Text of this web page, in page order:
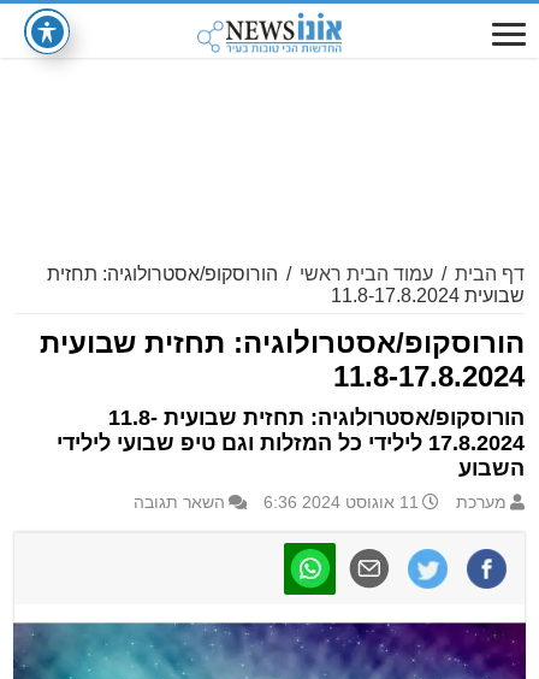
דף הבית / עמוד הבית ראשי / הורוסקופ/אסטרולוגיה: תחזית
שבועית 11.8-17.8.2024
הורוסקופ/אסטרולוגיה: תחזית שבועית
11.8-17.8.2024
הורוסקופ/אסטרולוגיה: תחזית שבועית 11.8-
17.8.2024 לילידי כל המזלות וגם טיפ שבועי לילידי
השבוע
מערכת 11 אוגוסט 2024 6:36 השאר תגובה